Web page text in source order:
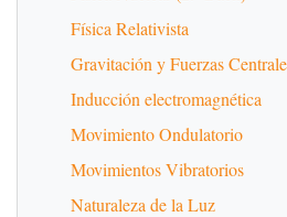
Física Relativista
Gravitación y Fuerzas
Inducción electromagnética
Movimiento Ondulatorio
Movimientos Vibratorios
Naturaleza de la Luz